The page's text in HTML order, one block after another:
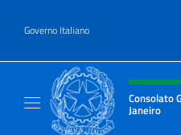
Governo Italiano
Intestazione
Consolato
Janeiro